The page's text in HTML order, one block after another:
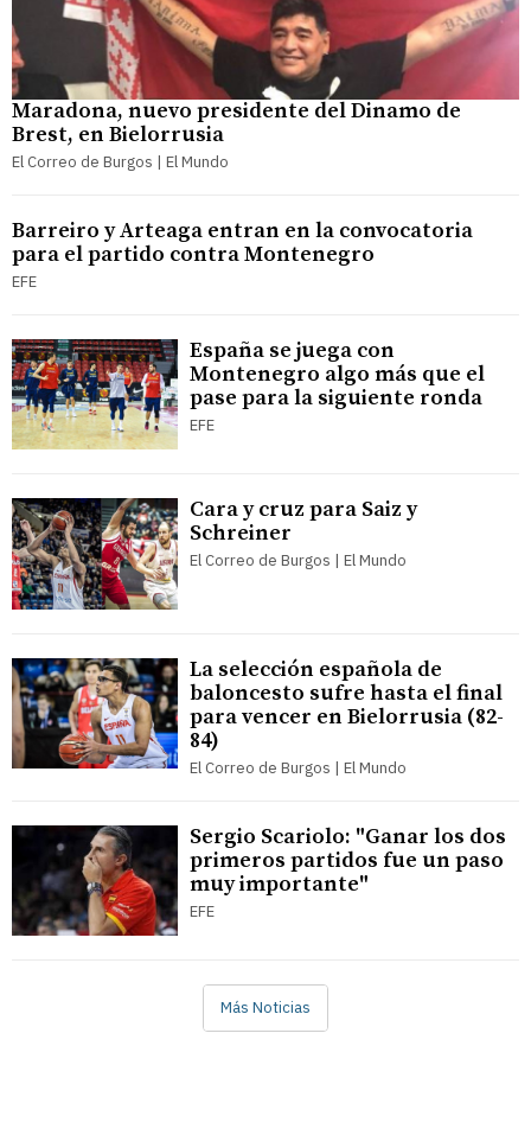
Maradona, nuevo presidente del Dinamo de
Brest, en Bielorrusia
El Correo de Burgos | El Mundo
Barreiro y Arteaga entran en la convocatoria
para el partido contra Montenegro
EFE
España se juega con
Montenegro algo más que el
pase para la siguiente ronda
EFE
Cara y cruz para Saiz y
Schreiner
El Correo de Burgos | El Mundo
La selección española de
baloncesto sufre hasta el final
para vencer en Bielorrusia (82-
84)
El Correo de Burgos | El Mundo
Sergio Scariolo: "Ganar los dos
primeros partidos fue un paso
muy importante"
EFE
Más Noticias